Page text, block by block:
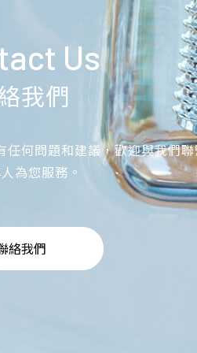
Us
我們
任何問題和建議，歡迎與我們
為您服務。
絡我們